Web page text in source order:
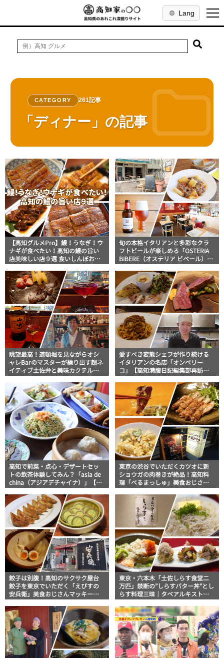
Lang
CATEGORY 261記事
「ディナー」の記事
【高知グルメPro】鰻！うなぎ！ウ
ナギが食べたい！高知の鰻の旨い
店美味しい店９選 食いしんぼおじ
セレクション
旬の本格イタリアンと多彩なクラ
フトビールが楽しめる「OSTERIA
BIBERE（オステリア ビベール）」
眺望最高！道頓堀を見ながらオシ
ャレBarのマスターが繰り出す超ネ
イティブ土佐弁と美味カクテルを
大阪】
愛すべき変態シェフが作り続ける
イタリアンの名店「オンベリー
コ」【高知満腹日記編集部再訪
高知で前菜・点心・デザートセッ
トの飲茶体験してみん？「asia de
china（アジアデチャイナ）」【高
東京の渋谷でいただくカツオに新
ショウガの肉巻きが絶品！高知料
理「べるまっしゅ」美食おじさん
知グルメPro】
餃子は別腹！高知のサクサク屋台
餃子を東京でいただく「えびすの
安兵衛」美食おじさんマッキー牧
Pro】
東京・六本木「土佐しらす食堂二
万匹」禁断の”しらすバター丼”とし
らす料理三昧｜タベアルキスト・
知グルメPro】